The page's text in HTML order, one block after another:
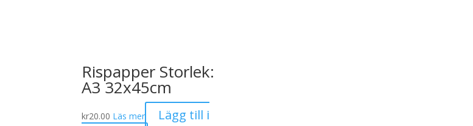
Rispapper Storlek:
A3 32x45cm
kr20.00 Läs mer
Lägg till i